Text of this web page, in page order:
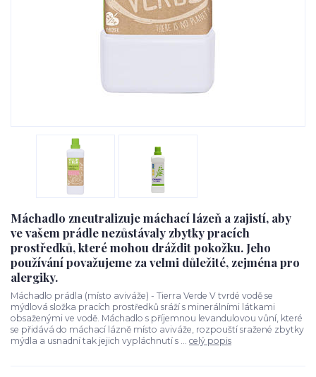
Máchadlo zneutralizuje máchací lázeň a zajistí, aby
ve vašem prádle nezůstávaly zbytky pracích
prostředků, které mohou dráždit pokožku. Jeho
používání považujeme za velmi důležité, zejména pro
alergiky.
Máchadlo prádla (místo aviváže) - Tierra Verde V tvrdé vodě se
mýdlová složka pracích prostředků sráží s minerálními látkami
obsaženými ve vodě. Máchadlo s příjemnou levandulovou vůní, které
se přidává do máchací lázně místo aviváže, rozpouští sražené zbytky
mýdla a usnadní tak jejich vypláchnutí s ... celý popis